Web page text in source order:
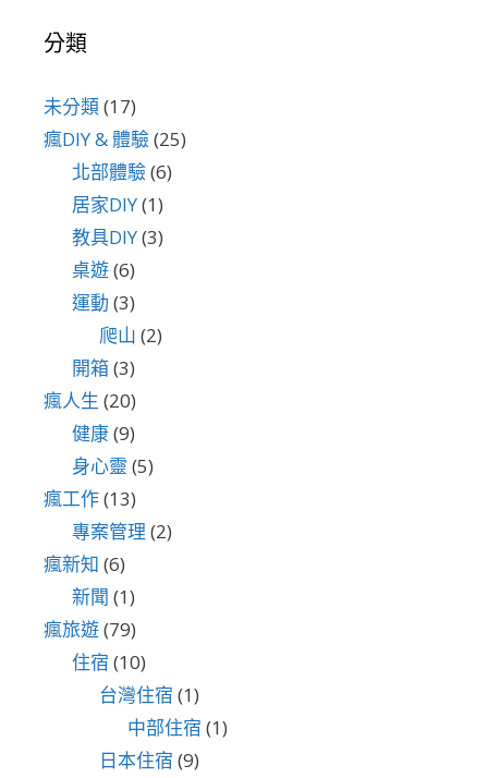
分類
未分類(17)
瘋DIY & 體驗(25)
北部體驗(6)
居家DIY(1)
教具DIY(3)
桌遊(6)
運動 (3)
爬山 (2)
開箱(3)
瘋人生 (20)
健康(9)
身心靈 (5)
瘋工作(13)
專案管理 (2)
瘋新知 (6)
新聞 (1)
瘋旅遊(79)
住宿 (10)
台灣住宿 (1)
中部住宿 (1)
日本住宿 (9)